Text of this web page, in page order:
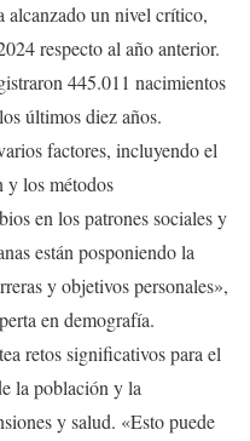
alcanzado un nivel crítico,
respecto al año anterior.
445.011 nacimientos
últimos diez años.
factores, incluyendo el
y los métodos
en los patrones sociales y
están posponiendo la
y objetivos personales»,
en demografía.
retos significativos para el
la población y la
y salud. «Esto puede